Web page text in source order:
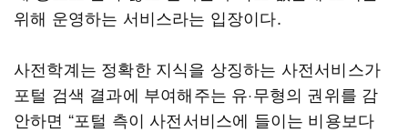
위해 운영하는 서비스라는 입장이다.
사전학계는 정확한 지식을 상징하는 사전서비스가
포털 검색 결과에 부여해주는 유·무형의 권위를 감
안하면 “포털 측이 사전서비스에 들이는 비용보다